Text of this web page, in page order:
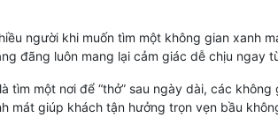
người khi muốn tìm một không gian xanh
đãng luôn mang lại cảm giác dễ chịu ngay
tìm một nơi để “thở” sau ngày dài, các
mát giúp khách tận hưởng trọn vẹn bầu